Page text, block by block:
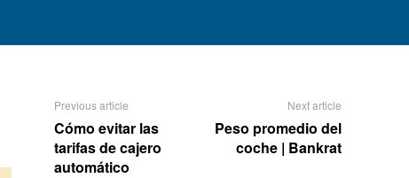
Previous article
Cómo evitar las
tarifas de cajero
automático
Next article
Peso promedio del
coche | Bankrat